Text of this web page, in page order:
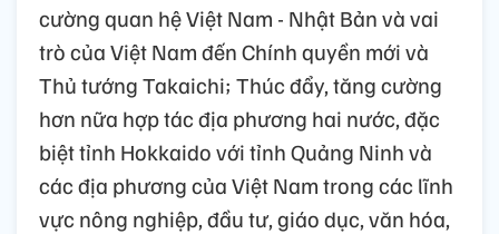
cường quan hệ Việt Nam - Nhật Bản và vai
trò của Việt Nam đến Chính quyền mới và
Thủ tướng Takaichi; Thúc đẩy, tăng cường
hơn nữa hợp tác địa phương hai nước, đặc
biệt tỉnh Hokkaido với tỉnh Quảng Ninh và
các địa phương của Việt Nam trong các lĩnh
vực nông nghiệp, đầu tư, giáo dục, văn hóa,